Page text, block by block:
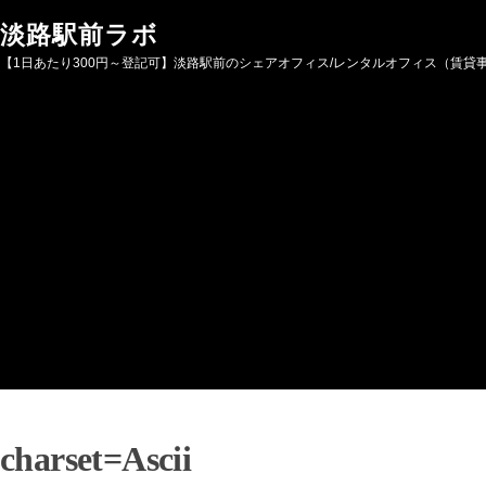
淡路駅前ラボ
【1日あたり300円～登記可】淡路駅前のシェアオフィス/レンタルオフィス（賃貸事
charset=Ascii